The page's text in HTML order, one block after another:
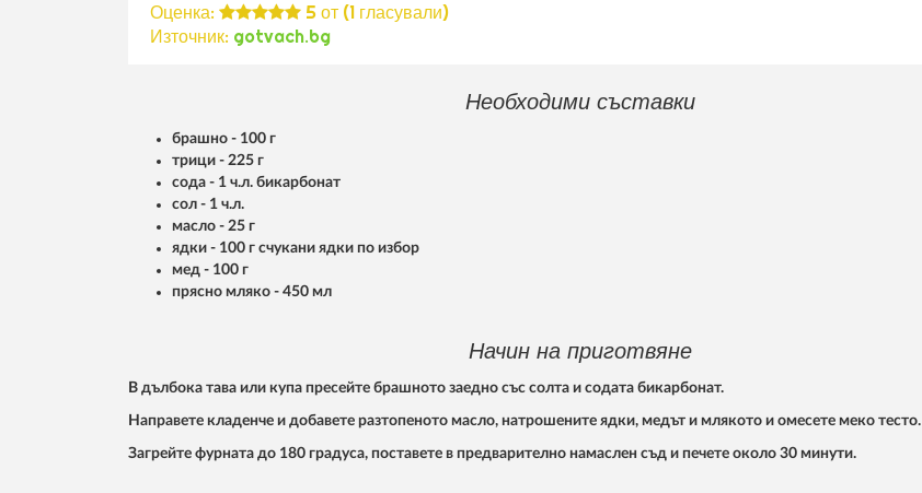
Оценка: 5 от (1 гласували)
Източник: gotvach.bg
Необходими съставки
брашно - 100 г
трици - 225 г
сода - 1 ч.л. бикарбонат
сол - 1 ч.л.
масло - 25 г
ядки - 100 г счукани ядки по избор
мед - 100 г
прясно мляко - 450 мл
Начин на приготвяне
В дълбока тава или купа пресейте брашното заедно със солта и содата бикарбонат.
Направете кладенче и добавете разтопеното масло, натрошените ядки, медът и млякото и омесете меко тесто.
Загрейте фурната до 180 градуса, поставете в предварително намаслен съд и печете около 30 минути.